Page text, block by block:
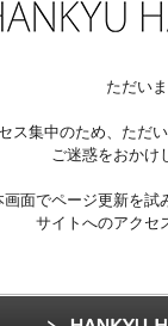
ただい
ス集中のため、ただ
ご迷惑をおかけ
画面でページ更新を
サイトへのアクセ